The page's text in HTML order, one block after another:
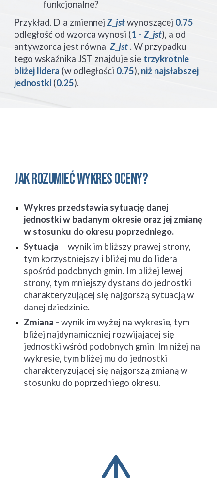
funkcjonalne?
Przykład. Dla zmiennej Z_jst wynoszącej
odległość od wzorca wynosi (1 - Z_jst), a od
antywzorca jest równa Z_jst . W przypadku
tego wskaźnika JST znajduje się trzykrotnie
bliżej lidera (w odległości 0.75), niż najsłabszej
jednostki (0.25).
Jak rozumieć wykres oceny?
Wykres przedstawia sytuację danej
jednostki w badanym okresie oraz jej zmianę
w stosunku do okresu poprzedniego.
Sytuacja - wynik im bliższy prawej strony,
tym korzystniejszy i bliżej mu do lidera
spośród podobnych gmin. Im bliżej lewej
strony, tym mniejszy dystans do jednostki
charakteryzującej się najgorszą sytuacją w
danej dziedzinie.
Zmiana - wynik im wyżej na wykresie, tym
bliżej najdynamiczniej rozwijającej się
jednostki wśród podobnych gmin. Im niżej na
wykresie, tym bliżej mu do jednostki
charakteryzującej się najgorszą zmianą w
stosunku do poprzedniego okresu.